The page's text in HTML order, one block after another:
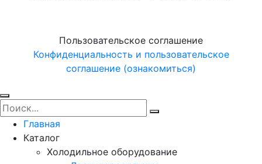
Пользовательское соглашение
Конфиденциальность и пользовательское
соглашение (ознакомиться)
Главная
Каталог
Холодильное оборудование